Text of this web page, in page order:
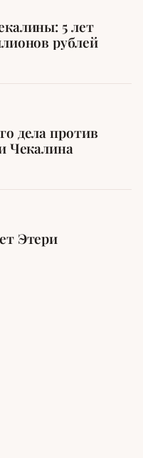
5 лет
рублей
дела против
Чекалина
Этери